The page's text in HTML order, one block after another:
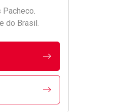
Pacheco.
do Brasil.